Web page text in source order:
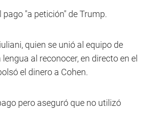
"a petición" de Trump.
quien se unió al equipo de
al reconocer, en directo en el
el dinero a Cohen.
pero aseguró que no utilizó